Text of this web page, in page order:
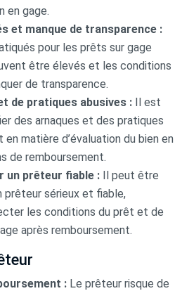
en gage.
et manque de transparence :
pour les prêts sur gage
être élevés et les conditions
de transparence.
de pratiques abusives : Il est
des arnaques et des pratiques
matière d’évaluation du bien en
de remboursement.
un prêteur fiable : Il peut être
prêteur sérieux et fiable,
les conditions du prêt et de
après remboursement.
: Le prêteur risque de